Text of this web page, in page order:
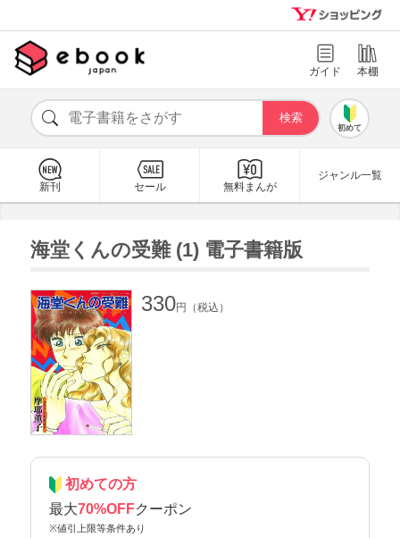
ガイド 本棚
初めて
新刊 セール 無料まんが
ジャンル一覧
海堂くんの受難 (1) 電子書籍版
330円（税込）
初めての方
最大70%OFFクーポン
※値引上限等条件あり